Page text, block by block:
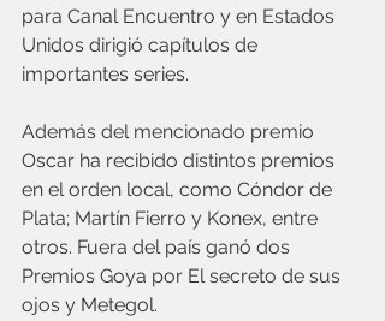
para Canal Encuentro y en Estados
Unidos dirigió capítulos de
importantes series.
Además del mencionado premio
Oscar ha recibido distintos premios
en el orden local, como Cóndor de
Plata; Martín Fierro y Konex, entre
otros. Fuera del país ganó dos
Premios Goya por El secreto de sus
ojos y Metegol.